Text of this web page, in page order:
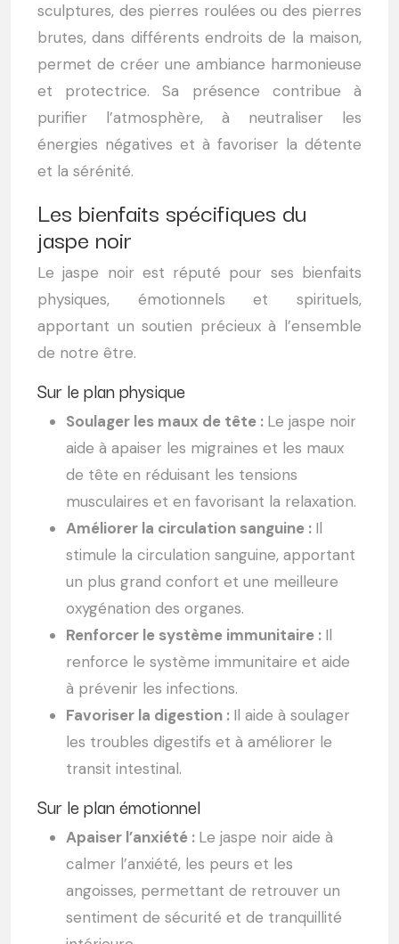
sculptures, des pierres roulées ou des pierres
brutes, dans différents endroits de la maison,
permet de créer une ambiance harmonieuse
et protectrice. Sa présence contribue à
purifier l’atmosphère, à neutraliser les
énergies négatives et à favoriser la détente
et la sérénité.
Les bienfaits spécifiques du
jaspe noir
Le jaspe noir est réputé pour ses bienfaits
physiques, émotionnels et spirituels,
apportant un soutien précieux à l’ensemble
de notre être.
Sur le plan physique
Soulager les maux de tête : Le jaspe noir
aide à apaiser les migraines et les maux
de tête en réduisant les tensions
musculaires et en favorisant la relaxation.
Améliorer la circulation sanguine : Il
stimule la circulation sanguine, apportant
un plus grand confort et une meilleure
oxygénation des organes.
Renforcer le système immunitaire : Il
renforce le système immunitaire et aide
à prévenir les infections.
Favoriser la digestion : Il aide à soulager
les troubles digestifs et à améliorer le
transit intestinal.
Sur le plan émotionnel
Apaiser l’anxiété : Le jaspe noir aide à
calmer l’anxiété, les peurs et les
angoisses, permettant de retrouver un
sentiment de sécurité et de tranquillité